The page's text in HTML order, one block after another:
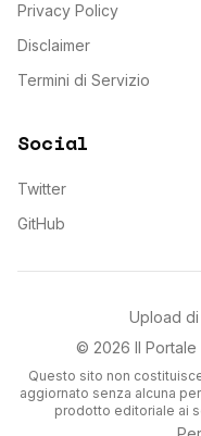
Privacy Policy
Disclaimer
Termini di Servizio
Social
Twitter
GitHub
Upload
© 2026 Il
Questo sito non
aggiornato senza alcuna
prodotto editoriale ai